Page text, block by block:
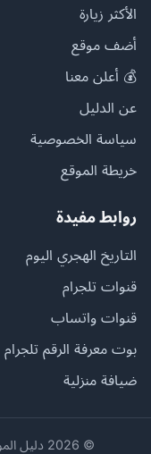
الأكثر زيارة
أضف موقع
💰 أعلن معنا
عن الدليل
سياسة الخصوصية
خريطة الموقع
روابط مفيدة
التاريخ الهجري اليوم
قنوات تلجرام
قنوات واتساب
بوت معرفة الرقم تلجرام
ضيافة منزلية
© 2026 دليل المواقع الساخنة — جميع الحقوق محفوظة